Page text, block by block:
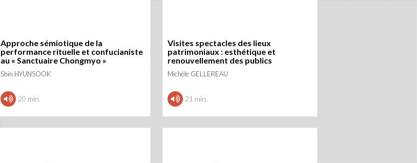
Approche sémiotique de la
performance rituelle et confucianiste
au « Sanctuaire Chongmyo »
Shin HYUNSOOK
20 min.
Visites spectacles des lieux
patrimoniaux : esthétique et
renouvellement des publics
Michèle GELLEREAU
21 min.